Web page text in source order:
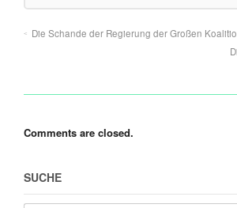
Die Schande der Regierung der Großen
Comments are closed.
SUCHE